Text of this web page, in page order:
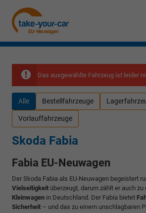
Das ausgewählte Fahrzeug ist leider
Alle Bestellfahrzeuge
Vorlauffahrzeuge
Skoda Fabia
Fabia EU-Neuwagen
Der Skoda Fabia als EU-Neuwagen begeistert
Vielseitigkeit überzeugt, darum zählt er auch zu
Kleinwagen in Deutschland. Der Fabia bietet
Sicherheit – und das zu einem unschlagbaren